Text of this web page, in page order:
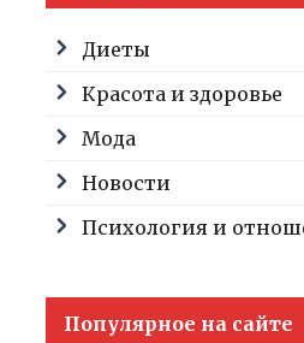
Диеты
Красота и здоровье
Мода
Новости
Психология и
Популярное на сайте